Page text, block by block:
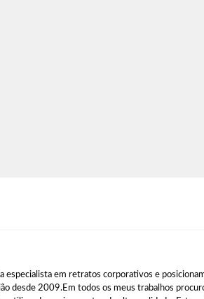
especialista em retratos corporativos e
desde 2009.Em todos os meus trabalhos